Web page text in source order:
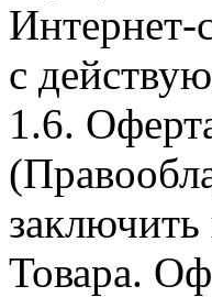
Интернет-
с
1.6.
Товара.